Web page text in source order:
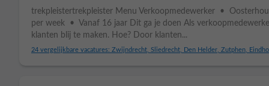
trekpleistertrekpleister Menu Verkoopmedewerker •
per week • Vanaf 16 jaar Dit ga je doen Als
klanten blij te maken. Hoe? Door klanten...
24 vergelijkbare vacatures: Zwijndrecht, Sliedrecht, Den Helder, Zutphen,